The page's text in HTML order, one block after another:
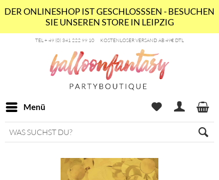
DER ONLINESHOP IST GESCHLOSSSEN - BESUCHEN
SIE UNSEREN STORE IN LEIPZIG
TEL + 49 (0) 341 222 99 10 KOSTENLOSER VERSAND AB 49€ DTL
Menü